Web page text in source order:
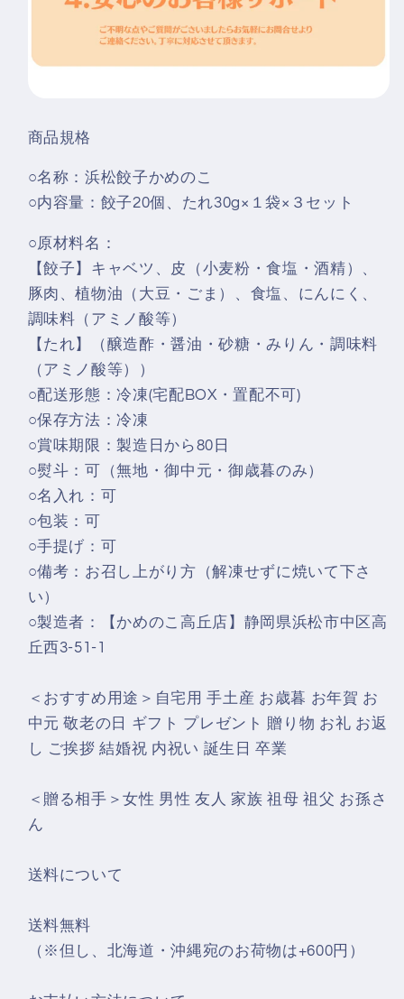
商品規格
○名称：浜松餃子かめのこ
○内容量：餃子20個、たれ30g×１袋×３セット
○原材料名：
【餃子】キャベツ、皮（小麦粉・食塩・酒精）、
豚肉、植物油（大豆・ごま）、食塩、にんにく、
調味料（アミノ酸等）
【たれ】（醸造酢・醤油・砂糖・みりん・調味料
（アミノ酸等））
○配送形態：冷凍(宅配BOX・置配不可)
○保存方法：冷凍
○賞味期限：製造日から80日
○熨斗：可（無地・御中元・御歳暮のみ）
○名入れ：可
○包装：可
○手提げ：可
○備考：お召し上がり方（解凍せずに焼いて下さ
い）
○製造者：【かめのこ高丘店】静岡県浜松市中区高
丘西3-51-1
＜おすすめ用途＞自宅用 手土産 お歳暮 お年賀 お
中元 敬老の日 ギフト プレゼント 贈り物 お礼 お返
し ご挨拶 結婚祝 内祝い 誕生日 卒業
＜贈る相手＞女性 男性 友人 家族 祖母 祖父 お孫さ
ん
送料について
送料無料
（※但し、北海道・沖縄宛のお荷物は+600円）